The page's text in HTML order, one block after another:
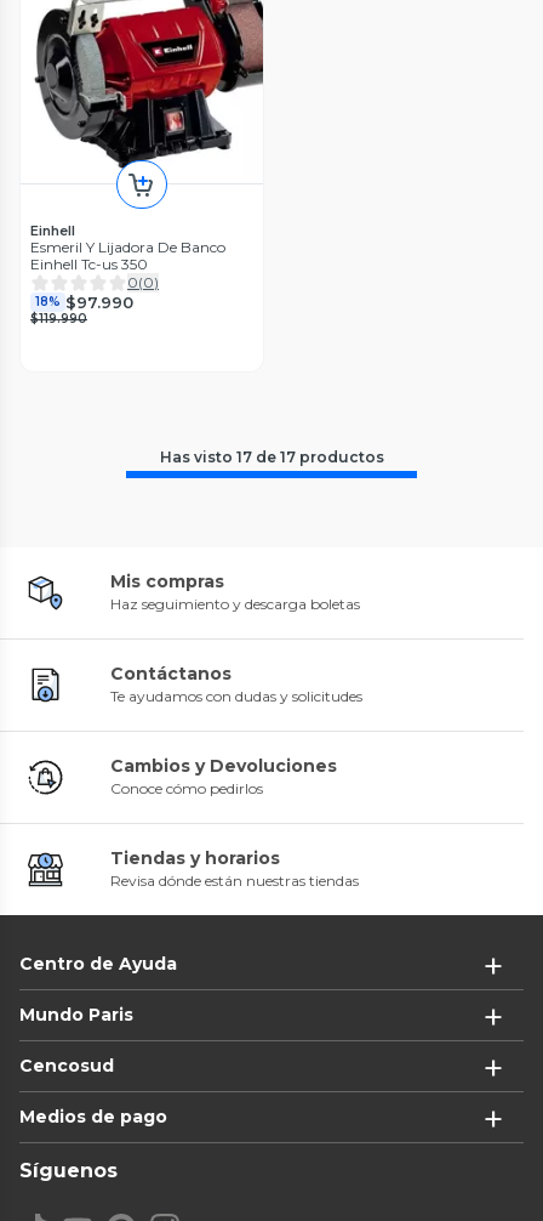
Einhell
Esmeril Y Lijadora De Banco
Einhell Tc-us 350
0(0)
18% $97.990
$119.990
Has visto 17de 17 productos
Mis compras
Haz seguimiento y descarga boletas
Contáctanos
Te ayudamos con dudas y solicitudes
Cambios y Devoluciones
Conoce cómo pedirlos
Tiendas y horarios
Revisa dónde están nuestras tiendas
Centro de Ayuda
Mundo Paris
Cencosud
Medios de pago
Síguenos